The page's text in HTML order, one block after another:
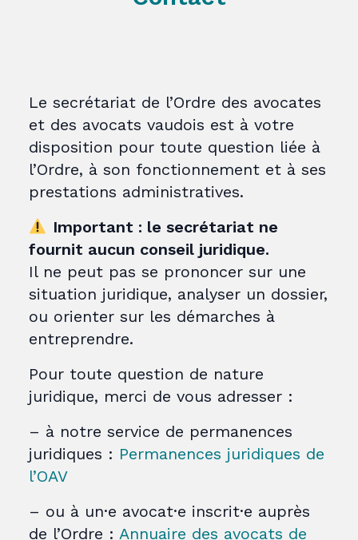
Le secrétariat de l’Ordre des avocates
et des avocats vaudois est à votre
disposition pour toute question liée à
l’Ordre, à son fonctionnement et à ses
prestations administratives.
Important : le secrétariat ne
fournit aucun conseil juridique.
Il ne peut pas se prononcer sur une
situation juridique, analyser un dossier,
ou orienter sur les démarches à
entreprendre.
Pour toute question de nature
juridique, merci de vous adresser :
– à notre service de permanences
juridiques : Permanences juridiques de
l’OAV
– ou à un·e avocat·e inscrit·e auprès
de l’Ordre : Annuaire des avocats de